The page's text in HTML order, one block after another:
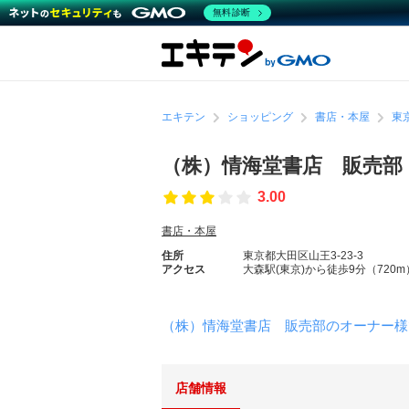
エキテン ショッピング 書店・本屋 東
（株）情海堂書店 販売部
3.00
書店・本屋
住所
東京都大田区山王3-23-3
アクセス
大森駅(東京)から徒歩9分（720m
（株）情海堂書店 販売部のオーナー
店舗情報
無料診断